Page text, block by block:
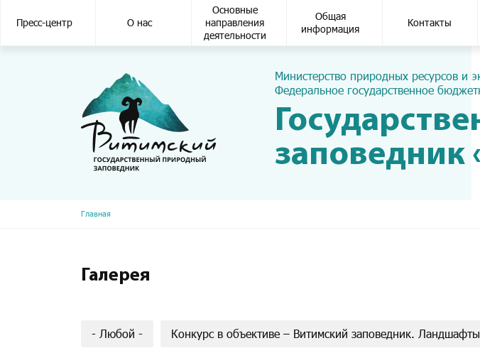
Министерство природных ресурсов и
Федеральное государственное
заповедник
Основная навигация
Пресс-центр О нас
Основные
направления
деятельности
Общая
информация
Контакты
Строка навигации
Главная
Галерея
- Любой - Конкурс в объективе – Витимский заповедник. Ландшафты